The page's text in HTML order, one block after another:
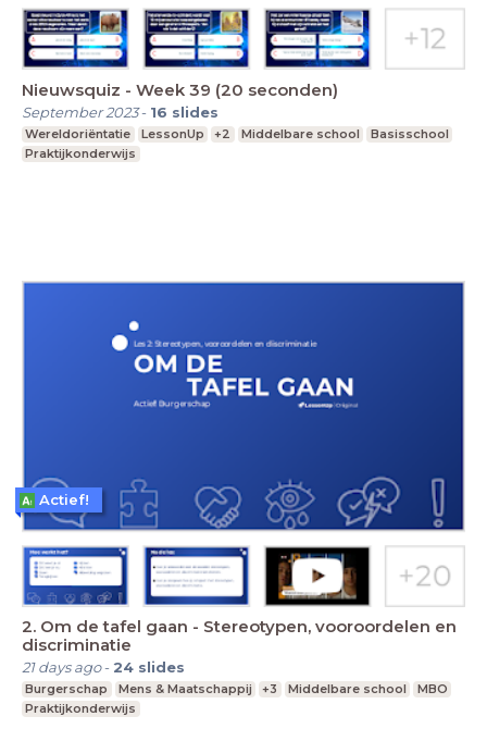
Nieuwsquiz - Week 39 (20 seconden)
September 2023- 16 slides
Wereldoriëntatie LessonUp +2 Middelbare school
Basisschool
Praktijkonderwijs
2. Om de tafel gaan - Stereotypen, vooroordelen en
discriminatie
21 days ago- 24 slides
Burgerschap Mens & Maatschappij +3 Middelbare school
MBO
Praktijkonderwijs
Actief!